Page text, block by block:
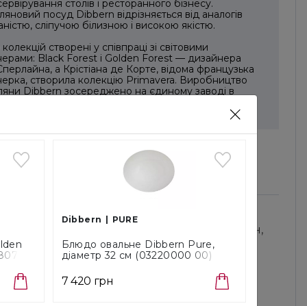
столів і ресторанного бізнесу.
посуд Dibbern відрізняється від аналогів
сліпучою білизною і високою якістю.
створені у співпраці зі світовими
Black Forest і Golden Forest — дизайнера
а Крістіана де Корте, відома французька
створила колекцію Primavera. Виробництво
Dibbern зосереджено на єдиному заводі в
ДОСТАВКА ТА ПОВЕРНЕННЯ
безготівковий розрахунок, карткою онлайн,
доставки:
Dibbern PURE
Блюдо овальне Dibbern Pure,
діаметр 32 см (03220000 00)
7 420 грн